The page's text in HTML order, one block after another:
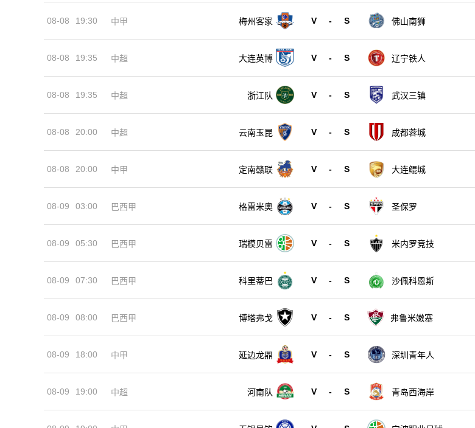
08-08 19:30 中甲 梅州客家 V - S 佛山南狮
08-08 19:35 中超 大连英博 V - S 辽宁铁人
08-08 19:35 中超 浙江队 V - S 武汉三镇
08-08 20:00 中超 云南玉昆 V - S 成都蓉城
08-08 20:00 中甲 定南赣联 V - S 大连鲲城
08-09 03:00 巴西甲 格雷米奥 V - S 圣保罗
08-09 05:30 巴西甲 瑞模贝雷 V - S 米内罗竞技
08-09 07:30 巴西甲 科里蒂巴 V - S 沙佩科恩斯
08-09 08:00 巴西甲 博塔弗戈 V - S 弗鲁米嫩塞
08-09 18:00 中甲 延边龙鼎 V - S 深圳青年人
08-09 19:00 中超 河南队 V - S 青岛西海岸